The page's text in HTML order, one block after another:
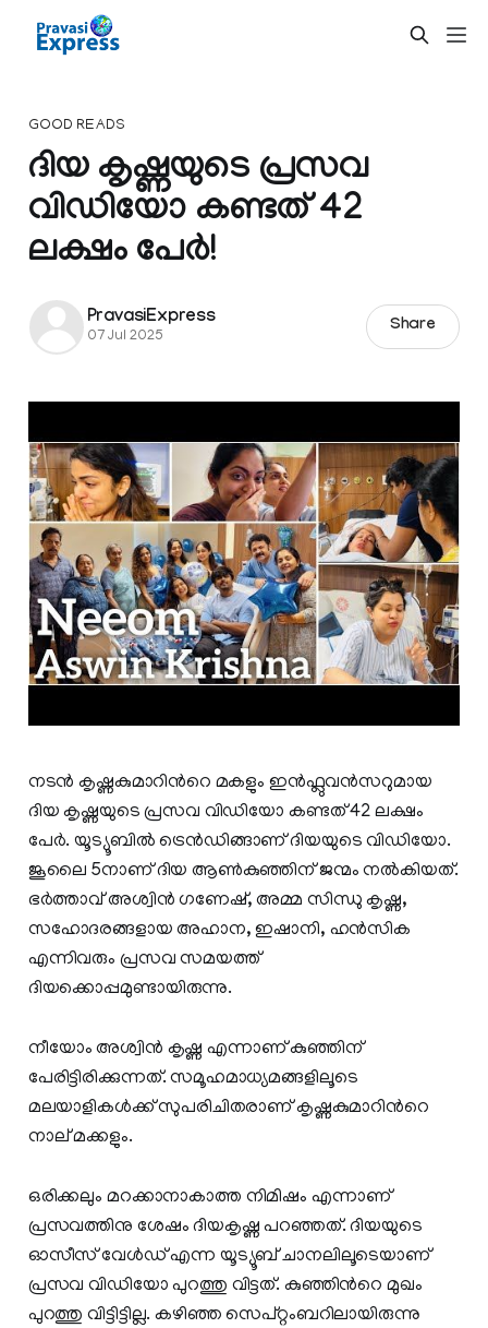
GOOD READS
ദിയ കൃഷ്ണയുടെ പ്രസവ
വിഡിയോ കണ്ടത് 42
ലക്ഷം പേർ!
PravasiExpress
07 Jul 2025
Share
നടൻ കൃഷ്ണകുമാറിന്‍റെ മകളും ഇൻഫ്ലുവൻസറുമായ
ദിയ കൃഷ്ണയുടെ പ്രസവ വിഡിയോ കണ്ടത് 42 ലക്ഷം
പേർ. യൂട്യൂബിൽ ട്രെൻഡിങ്ങാണ് ദിയയുടെ വിഡിയോ.
ജൂലൈ 5നാണ് ദിയ ആൺകുഞ്ഞിന് ജന്മം നൽകിയത്.
ഭർത്താവ് അശ്വിൻ ഗണേഷ്, അമ്മ സിന്ധു കൃഷ്ണ,
സഹോദരങ്ങളായ അഹാന, ഇഷാനി, ഹൻസിക
എന്നിവരും പ്രസവ സമയത്ത്
ദിയക്കൊപ്പമുണ്ടായിരുന്നു.
നീയോം അശ്വിൻ കൃഷ്ണ എന്നാണ് കുഞ്ഞിന്
പേരിട്ടിരിക്കുന്നത്. സമൂഹമാധ്യമങ്ങളിലൂടെ
മലയാളികൾക്ക് സുപരിചിതരാണ് കൃഷ്ണകുമാറിന്‍റെ
നാല് മക്കളും.
ഒരിക്കലും മറക്കാനാകാത്ത നിമിഷം എന്നാണ്
പ്രസവത്തിനു ശേഷം ദിയകൃ‌ഷ്ണ പറഞ്ഞത്. ദിയയുടെ
ഓസീസ് വേൾഡ് എന്ന യൂട്യൂബ് ചാനലിലൂടെയാണ്
പ്രസവ വിഡിയോ പുറത്തു വിട്ടത്. കുഞ്ഞിന്‍റെ മുഖം
പുറത്തു വിട്ടിട്ടില്ല. കഴിഞ്ഞ സെപ്റ്റംബറിലായിരുന്നു